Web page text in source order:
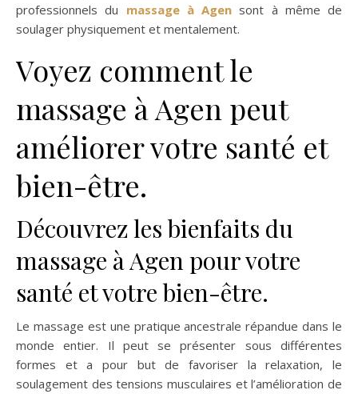
professionnels du massage à Agen sont à même de
soulager physiquement et mentalement.
Voyez comment le
massage à Agen peut
améliorer votre santé et
bien-être.
Découvrez les bienfaits du
massage à Agen pour votre
santé et votre bien-être.
Le massage est une pratique ancestrale répandue dans le
monde entier. Il peut se présenter sous différentes
formes et a pour but de favoriser la relaxation, le
soulagement des tensions musculaires et l’amélioration de